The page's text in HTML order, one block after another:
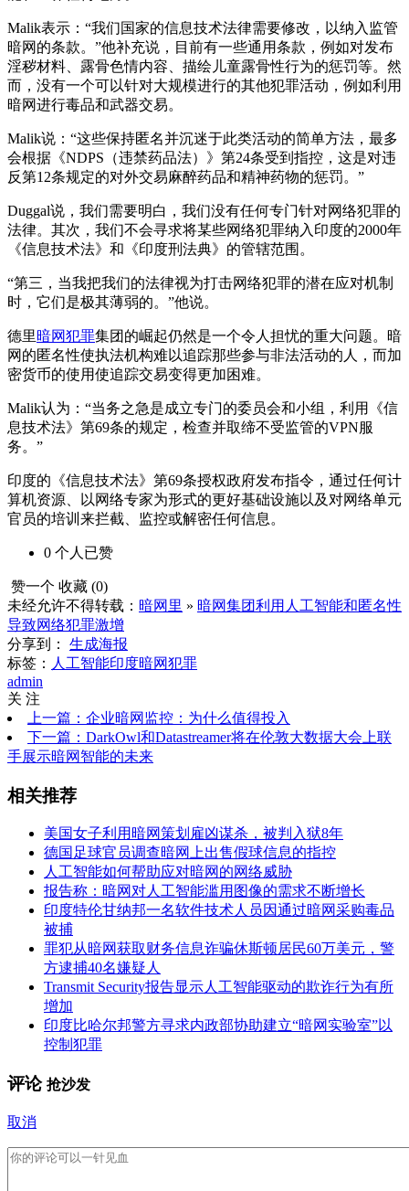
Malik表示：“我们国家的信息技术法律需要修改，以纳入监管
暗网的条款。”他补充说，目前有一些通用条款，例如对发布
淫秽材料、露骨色情内容、描绘儿童露骨性行为的惩罚等。然
而，没有一个可以针对大规模进行的其他犯罪活动，例如利用
暗网进行毒品和武器交易。
Malik说：“这些保持匿名并沉迷于此类活动的简单方法，最多
会根据《NDPS（违禁药品法）》第24条受到指控，这是对违
反第12条规定的对外交易麻醉药品和精神药物的惩罚。”
Duggal说，我们需要明白，我们没有任何专门针对网络犯罪的
法律。其次，我们不会寻求将某些网络犯罪纳入印度的2000年
《信息技术法》和《印度刑法典》的管辖范围。
“第三，当我把我们的法律视为打击网络犯罪的潜在应对机制
时，它们是极其薄弱的。”他说。
德里暗网犯罪集团的崛起仍然是一个令人担忧的重大问题。暗
网的匿名性使执法机构难以追踪那些参与非法活动的人，而加
密货币的使用使追踪交易变得更加困难。
Malik认为：“当务之急是成立专门的委员会和小组，利用《信
息技术法》第69条的规定，检查并取缔不受监管的VPN服
务。”
印度的《信息技术法》第69条授权政府发布指令，通过任何计
算机资源、以网络专家为形式的更好基础设施以及对网络单元
官员的培训来拦截、监控或解密任何信息。
0 个人 已赞
赞一个 收藏 (0)
未经允许不得转载： 暗网里 » 暗网集团利用人工智能和匿名性
导致网络犯罪激增
分享到：
生成海报
标签： 人工智能印度暗网犯罪
admin
关 注
上一篇：企业暗网监控：为什么值得投入
下一篇：DarkOwl和Datastreamer将在伦敦大数据大会上联
手展示暗网智能的未来
相关推荐
美国女子利用暗网策划雇凶谋杀，被判入狱8年
德国足球官员调查暗网上出售假球信息的指控
人工智能如何帮助应对暗网的网络威胁
报告称：暗网对人工智能滥用图像的需求不断增长
印度特伦甘纳邦一名软件技术人员因通过暗网采购毒品
被捕
罪犯从暗网获取财务信息诈骗休斯顿居民60万美元，警
方逮捕40名嫌疑人
Transmit Security报告显示人工智能驱动的欺诈行为有所
增加
印度比哈尔邦警方寻求内政部协助建立“暗网实验室”以
控制犯罪
评论 抢沙发
取消